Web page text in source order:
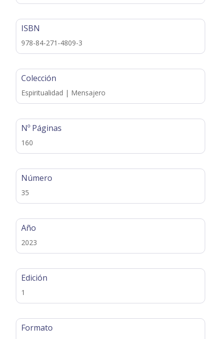
ISBN
978-84-271-4809-3
Colección
Espiritualidad | Mensajero
Nº Páginas
160
Número
35
Año
2023
Edición
1
Formato